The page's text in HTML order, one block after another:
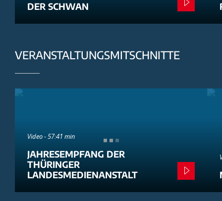
DER SCHWAN
VERANSTALTUNGSMITSCHNITTE
Video - 57:41 min
JAHRESEMPFANG DER
THÜRINGER
LANDESMEDIENANSTALT